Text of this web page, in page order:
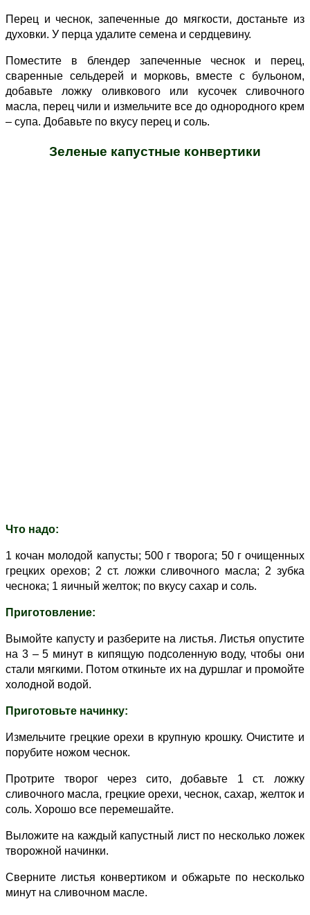
Перец и чеснок, запеченные до мягкости, достаньте из
духовки. У перца удалите семена и сердцевину.
Поместите в блендер запеченные чеснок и перец,
сваренные сельдерей и морковь, вместе с бульоном,
добавьте ложку оливкового или кусочек сливочного
масла, перец чили и измельчите все до однородного крем
– супа. Добавьте по вкусу перец и соль.
Зеленые капустные конвертики
Что надо:
1 кочан молодой капусты; 500 г творога; 50 г очищенных
грецких орехов; 2 ст. ложки сливочного масла; 2 зубка
чеснока; 1 яичный желток; по вкусу сахар и соль.
Приготовление:
Вымойте капусту и разберите на листья. Листья опустите
на 3 – 5 минут в кипящую подсоленную воду, чтобы они
стали мягкими. Потом откиньте их на дуршлаг и промойте
холодной водой.
Приготовьте начинку:
Измельчите грецкие орехи в крупную крошку. Очистите и
порубите ножом чеснок.
Протрите творог через сито, добавьте 1 ст. ложку
сливочного масла, грецкие орехи, чеснок, сахар, желток и
соль. Хорошо все перемешайте.
Выложите на каждый капустный лист по несколько ложек
творожной начинки.
Сверните листья конвертиком и обжарьте по несколько
минут на сливочном масле.